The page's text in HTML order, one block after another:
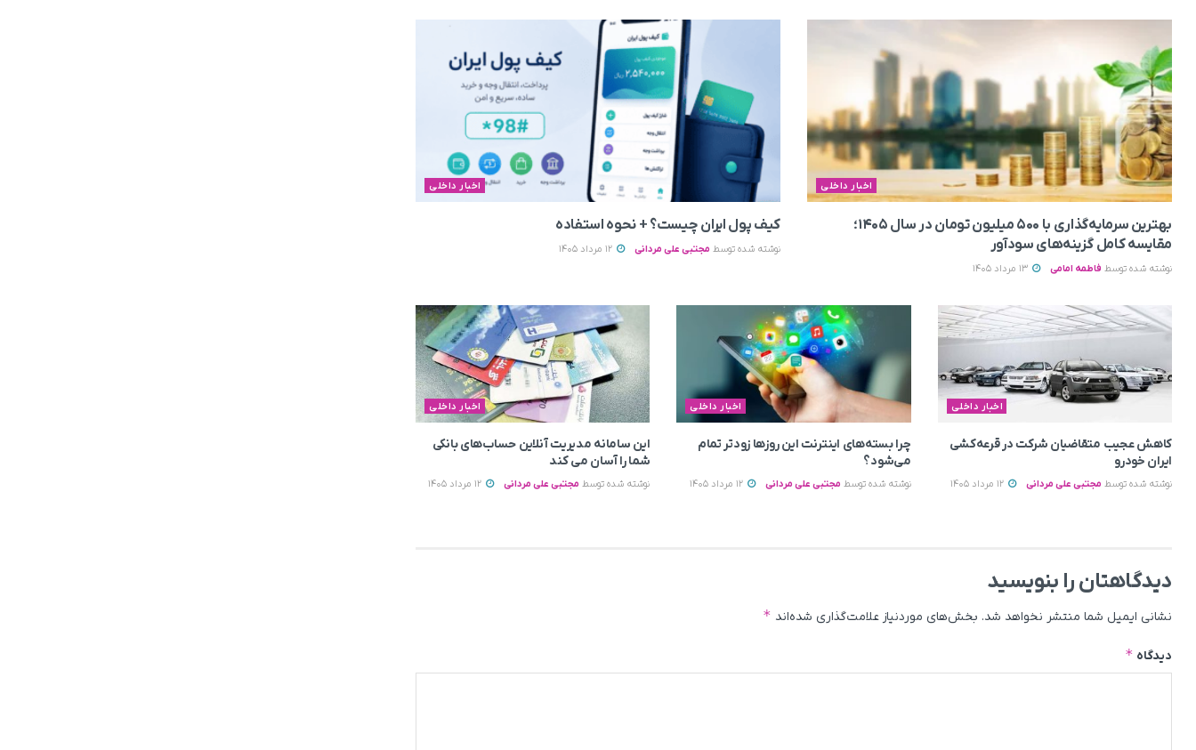
اخبار داخلی
بهترین سرمایه‌گذاری با ۵۰۰ میلیون تومان در سال ۱۴۰۵؛
مقایسه کامل گزینه‌های سودآور
نوشته شده توسط فاطمه امامی
اخبار داخلی
کیف پول ایران چیست؟ + نحوه استفاده
نوشته شده توسط مجتبی علی مردانی
اخبار داخلی
کاهش عجیب متقاضیان شرکت در قرعه‌کشی
ایران خودرو
نوشته شده توسط مجتبی علی مردانی
اخبار داخلی
چرا بسته‌های اینترنت این روزها زودتر تمام
می‌شود؟
نوشته شده توسط مجتبی علی مردانی 12 مرداد 1405
اخبار داخلی
این سامانه مدیریت آنلاین حساب‌های بانکی
شما را آسان می کند
نوشته شده توسط مجتبی علی مردانی
دیدگاهتان را بنویسید
نشانی ایمیل شما منتشر نخواهد شد. بخش‌های موردنیاز علامت‌گذاری شده‌اند *
دیدگاه *